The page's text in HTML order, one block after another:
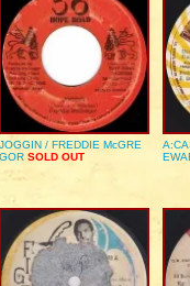
JOGGIN / FREDDIE McGRE
GOR SOLD OUT